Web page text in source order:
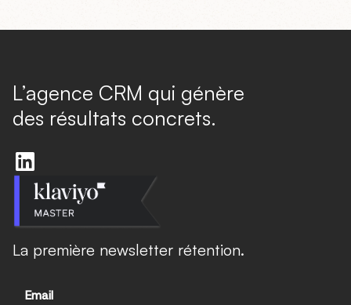
L’agence CRM qui génère
des résultats concrets.
La première newsletter rétention.
Email